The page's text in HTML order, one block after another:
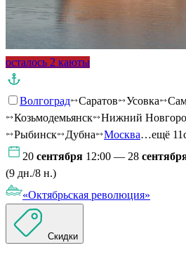
осталось 2 каюты
Волгоград Саратов Усовка
Козьмодемьянск
Нижний
Рыбинск
Дубна Москва…ещё 11
20 сентября 12:00 — 28
(9 дн./8 н.)
«Октябрьская революция»
Скидки